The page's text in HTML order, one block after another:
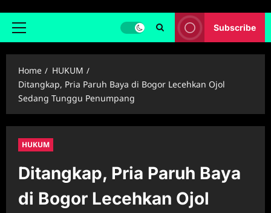
Primary
Subscribe
Home
HUKUM
Ditangkap, Pria Paruh Baya di Bogor Lecehkan Ojol
Sedang Tunggu Penumpang
HUKUM
Ditangkap, Pria Paruh Baya
di Bogor Lecehkan Ojol